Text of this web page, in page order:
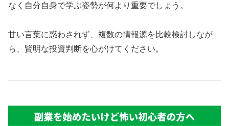
なく自分自身で学ぶ姿勢が何より重要でしょう。
甘い言葉に惑わされず、複数の情報源を比較検討しなが
ら、賢明な投資判断を心がけてください。